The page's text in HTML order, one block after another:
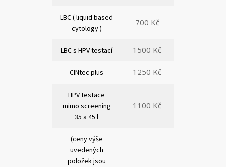
LBC ( liquid based
cytology )
700 Kč
LBC s HPV testací 1500 Kč
CINtec plus 1250 Kč
HPV testace
mimo screening
35 a 45 l
1100 Kč
(ceny výše
uvedených
položek jsou